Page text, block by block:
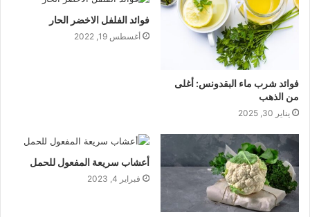
فوائد شرب ماء البقدونس: أغلى
من الذهب
يناير 30, 2025
فوائد الفلفل الاخضر الحار
أغسطس 19, 2022
أعشاب سريعة المفعول للحمل
فبراير 4, 2023